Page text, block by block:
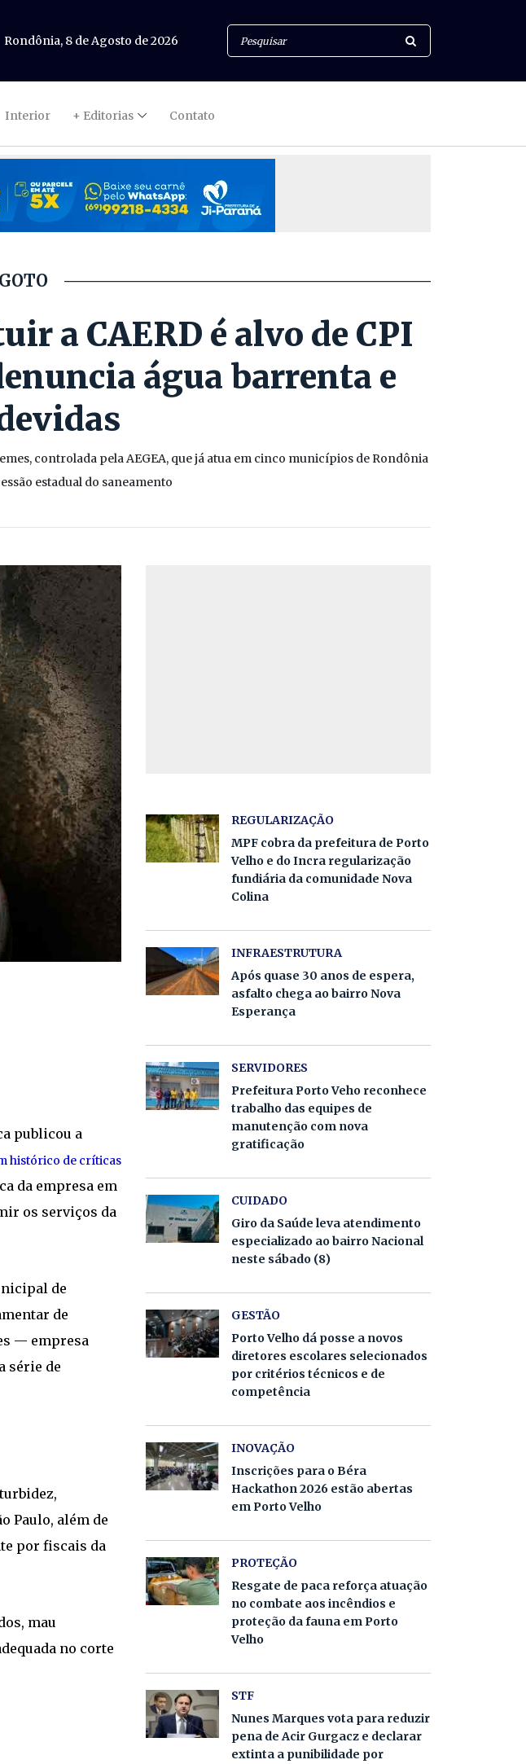
Rondônia, 8 de Agosto de 2026
Interior + Editorias Contato
a CAERD é alvo de CPI
água barrenta e
controlada pela AEGEA, que já atua em cinco municípios de Rondônia
estadual do saneamento
publicou a
histórico de críticas
da empresa em
os serviços da
de
de
— empresa
série de
Paulo, além de
por fiscais da
mau
no corte
REGULARIZAÇÃO
MPF cobra da prefeitura de Porto
Velho e do Incra regularização
fundiária da comunidade Nova
Colina
INFRAESTRUTURA
Após quase 30 anos de espera,
asfalto chega ao bairro Nova
Esperança
SERVIDORES
Prefeitura Porto Veho reconhece
trabalho das equipes de
manutenção com nova
gratificação
CUIDADO
Giro da Saúde leva atendimento
especializado ao bairro Nacional
neste sábado (8)
GESTÃO
Porto Velho dá posse a novos
diretores escolares selecionados
por critérios técnicos e de
competência
INOVAÇÃO
Inscrições para o Béra
Hackathon 2026 estão abertas
em Porto Velho
PROTEÇÃO
Resgate de paca reforça atuação
no combate aos incêndios e
proteção da fauna em Porto
Velho
STF
Nunes Marques vota para reduzir
pena de Acir Gurgacz e declarar
extinta a punibilidade por